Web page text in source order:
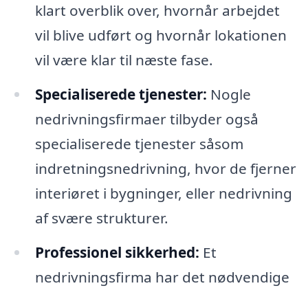
klart overblik over, hvornår arbejdet
vil blive udført og hvornår lokationen
vil være klar til næste fase.
Specialiserede tjenester: Nogle
nedrivningsfirmaer tilbyder også
specialiserede tjenester såsom
indretningsnedrivning, hvor de fjerner
interiøret i bygninger, eller nedrivning
af svære strukturer.
Professionel sikkerhed: Et
nedrivningsfirma har det nødvendige